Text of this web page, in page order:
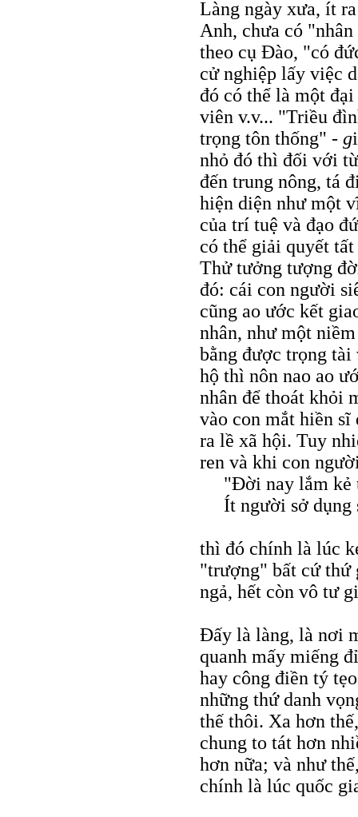
Làng ngày xưa, ít
Anh, chưa có
theo cụ Ðào, "có
cử nghiệp lấy việc
đó có thể là một
viên v.v... "Triều
trọng tôn thống" - g
nhỏ đó thì đối với
đến trung nông, tá
hiện diện như một
của trí tuệ và đạo
có thể giải quyết tất
Thử tưởng tượng
đó: cái con người
cũng ao ước kết
nhân, như một
bằng được trọng
hộ thì nôn nao ao
nhân để thoát khỏi
vào con mắt hiền
ra lề xã hội. Tuy
ren và khi con
"Ðời nay lắm kẻ
Ít người sở
thì đó chính là lúc
"trượng" bất cứ thứ
ngả, hết còn vô tư
Ðấy là làng, là nơi
quanh mấy miếng
hay công điền tý
những thứ danh
thế thôi. Xa hơn
chung to tát hơn
hơn nữa; và như
chính là lúc quốc